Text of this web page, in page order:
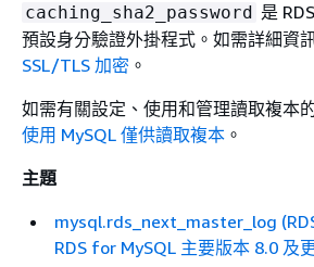
caching_sha2_password 是
預設身分驗證外掛程式。如需詳細資
SSL/TLS 加密 。
如需有關設定、使用和管理讀取複本
使用 MySQL 僅供讀取複本 。
主題
mysql.rds_next_master_log
RDS for MySQL 主要版本 8.0 及